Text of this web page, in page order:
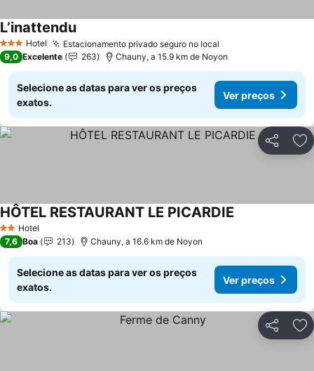
3 EstrelasHotel Estacionamento privado seguro no local
L’inattenduVer preços
9,0 Excelente 263 Chauny, a 15.9 km de Noyon
Selecione as datas para ver os preços
exatos.
Ver preços
Partilhar
2 Estrelas
Hotel
HÔTEL RESTAURANT LE PICARDIE
7,6 Boa 213 Chauny, a 16.6 km de Noyon
Selecione as datas para ver os preços
exatos.
Ver preços
Partilhar